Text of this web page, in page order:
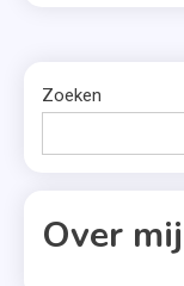
Zoeken
Over mij